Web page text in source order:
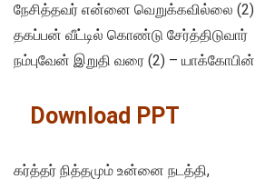
நேசித்தவர் என்னை வெறுக்கவில்லை (2)
தகப்பன் வீட்டில் கொண்டு சேர்த்திடுவார்
நம்புவேன் இறுதி வரை (2) – யாக்கோபின்
Download PPT
கர்த்தர் நித்தமும் உன்னை நடத்தி,